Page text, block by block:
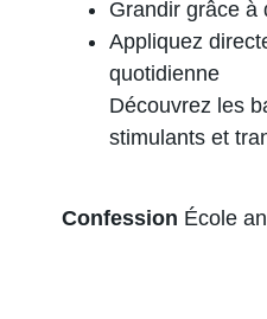
Grandir grâce à
Appliquez
quotidienne
Découvrez les
stimulants et
Confession École